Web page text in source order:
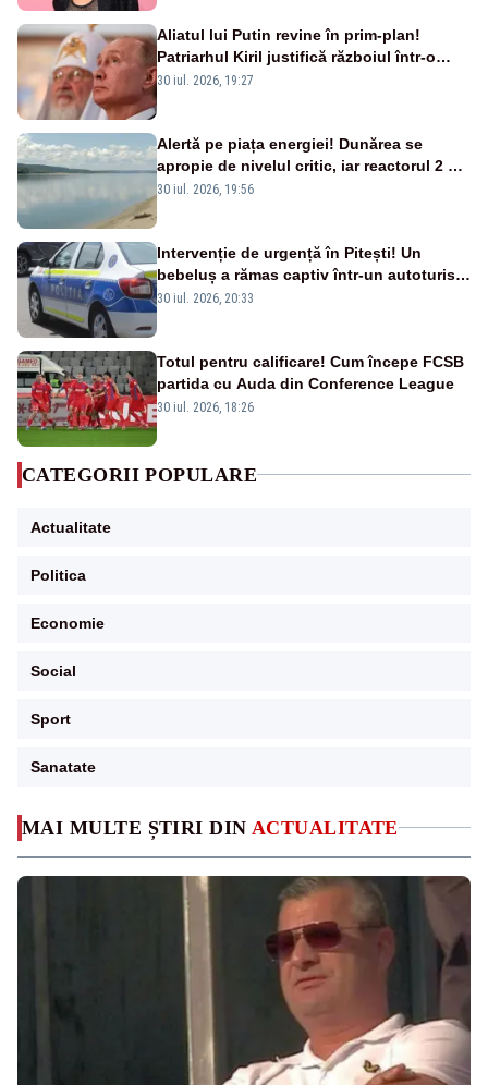
MAI MULTE ȘTIRI DIN ACTUALITATE
Aliatul lui Putin revine în prim-plan!
Patriarhul Kiril justifică războiul într-o
nouă carte
30 iul. 2026, 19:27
Alertă pe piața energiei! Dunărea se
apropie de nivelul critic, iar reactorul 2 de
la Cernavodă ar putea fi oprit
30 iul. 2026, 19:56
Intervenție de urgență în Pitești! Un
bebeluș a rămas captiv într-un autoturism
din cauza unei defecțiuni
30 iul. 2026, 20:33
Totul pentru calificare! Cum începe FCSB
partida cu Auda din Conference League
30 iul. 2026, 18:26
CATEGORII POPULARE
Actualitate
Politica
Economie
Social
Sport
Sanatate